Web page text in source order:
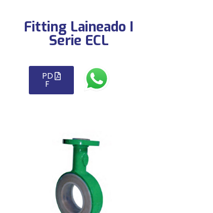
Fitting Laineado I
Serie ECL
PD
F